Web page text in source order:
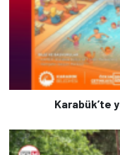
Karabük’te